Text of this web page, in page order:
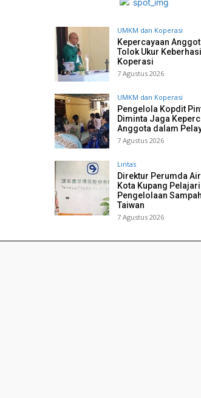
UMKM dan Koperasi
Kepercayaan
Tolok Ukur
Koperasi
7 Agustus 2026
UMKM dan Koperasi
Pengelola Kopdit
Diminta Jaga
Anggota dalam
7 Agustus 2026
Lintas
Direktur Perumda
Kota Kupang
Pengelolaan
Taiwan
7 Agustus 2026